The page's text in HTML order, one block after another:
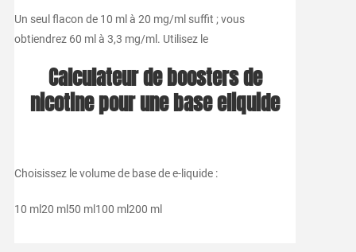
Un seul flacon de 10 ml à 20 mg/ml suffit ; vous
obtiendrez 60 ml à 3,3 mg/ml. Utilisez le
Calculateur de boosters de
nicotine pour une base eliquide
Choisissez le volume de base de e-liquide :
10 ml20 ml 50 ml 100 ml200 ml